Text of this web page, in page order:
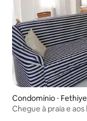
Condomínio ⋅ Fethiye
Chegue à praia e